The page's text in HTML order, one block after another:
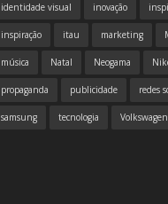
identidade visual inovação
inspiração itau marketing
música Natal Neogama
propaganda publicidade redes
samsung tecnologia Volkswagen